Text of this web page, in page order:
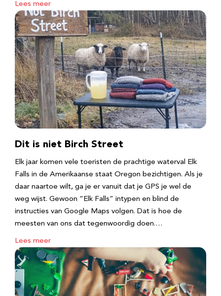
Lees meer
Dit is niet Birch Street
Elk jaar komen vele toeristen de prachtige waterval Elk
Falls in de Amerikaanse staat Oregon bezichtigen. Als je
daar naartoe wilt, ga je er vanuit dat je GPS je wel de
weg wijst. Gewoon “Elk Falls” intypen en blind de
instructies van Google Maps volgen. Dat is hoe de
meesten van ons dat tegenwoordig doen.…
Lees meer